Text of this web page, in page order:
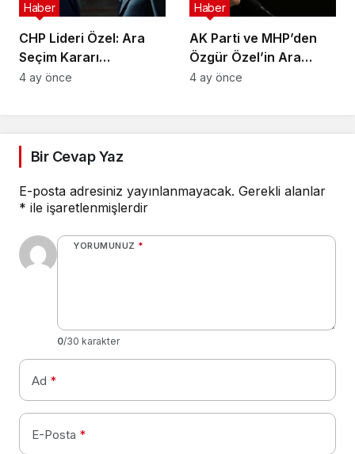
CHP Lideri Özel: Ara
Seçim Kararı
Yürütmenin Değil
Haber
4 ay önce
AK Parti ve MHP’den
Özgür Özel’in Ara
Seçim Çağrısına Ret
Haber
4 ay önce
Bir Cevap Yaz
E-posta adresiniz yayınlanmayacak. Gerekli alanlar
* ile işaretlenmişlerdir
YORUMUNUZ *
0/30 karakter
Ad *
E-Posta *